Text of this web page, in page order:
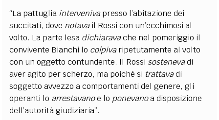
“La pattuglia intervenivapresso l’abitazione dei
succitati, dove notavail Rossi con un’ecchimosi al
volto. La parte lesa dichiaravache nel pomeriggio il
convivente Bianchi lo colpivaripetutamente al volto
con un oggetto contundente. Il Rossi sostenevadi
aver agito per scherzo, ma poiché si trattavadi
soggetto avvezzo a comportamenti del genere, gli
operanti lo arrestavanoe lo ponevanoa disposizione
dell’autorità giudiziaria”.